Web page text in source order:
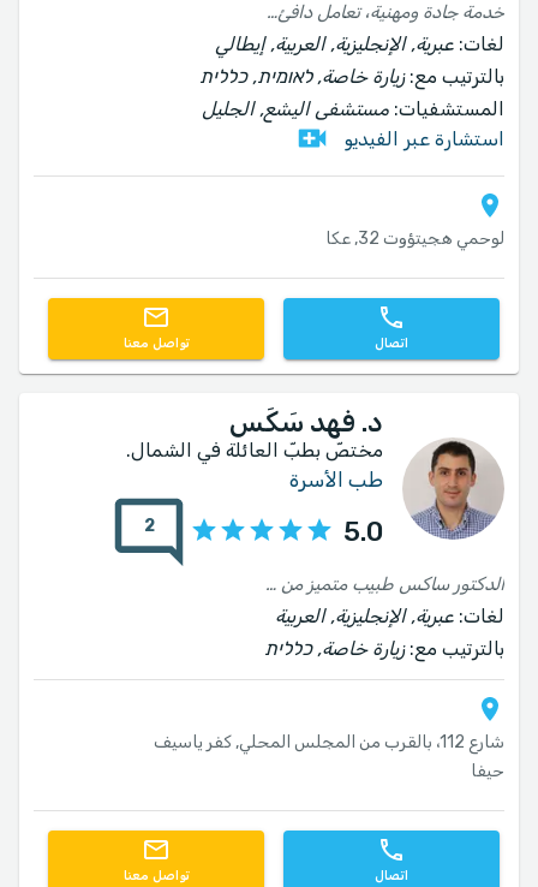
خدمة جادة ومهنية، تعامل دافئ ومراعٍ. اعتنى بابني بشكل استثنائي وبتفانٍ، إنه طبيب محترف حقاً!
لغات: عبرية, الإنجليزية, العربية, إيطالي
بالترتيب مع:زيارة خاصة, לאומית, כללית
المستشفيات: مستشفى اليشع, الجليل
استشارة عبر الفيديو
لوحمي هجيتؤوت 32, عكا
اتصال تواصل معنا
د. فهد سَكَس
مختصّ بطبّ العائلة في الشمال.
طب الأسرة
5.0
2
الدكتور ساكس طبيب متميز من الطراز الأول، المعاملة مع المرضى، الاحترافية والمسؤولية الاستثنائية، علاجه الدقيق والمهتم لوالدي يستحق التقدير الكبير! ليتنا نحظى برؤية المزيد من الأطباء بهذا المستوى الرفيع في مجتمعنا
لغات: عبرية, الإنجليزية, العربية
بالترتيب مع:زيارة خاصة, כללית
شارع 112، بالقرب من المجلس المحلي, كفر ياسيف
حيفا
اتصال تواصل معنا